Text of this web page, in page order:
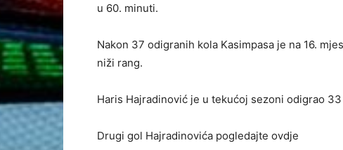
u 60. minuti.
Nakon 37 odigranih kola Kasimpasa je na 16.
niži rang.
Haris Hajradinović je u tekućoj sezoni odigrao
Drugi gol Hajradinovića pogledajte ovdje